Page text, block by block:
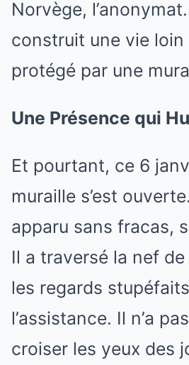
Norvège,
construit une vie loin
protégé par une
Une Présence qui
Et pourtant, ce 6
muraille s’est
apparu sans fracas,
Il a traversé la nef de
les regards
l’assistance. Il n’a
croiser les yeux des